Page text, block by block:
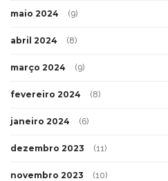
maio 2024 (9)
abril 2024 (8)
março 2024 (9)
fevereiro 2024 (8)
janeiro 2024 (6)
dezembro 2023 (11)
novembro 2023 (10)